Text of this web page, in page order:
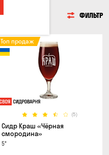
ФИЛЬТР
(5)
Топ продаж
Сидр Краш «Чёрная
смородина»
5°